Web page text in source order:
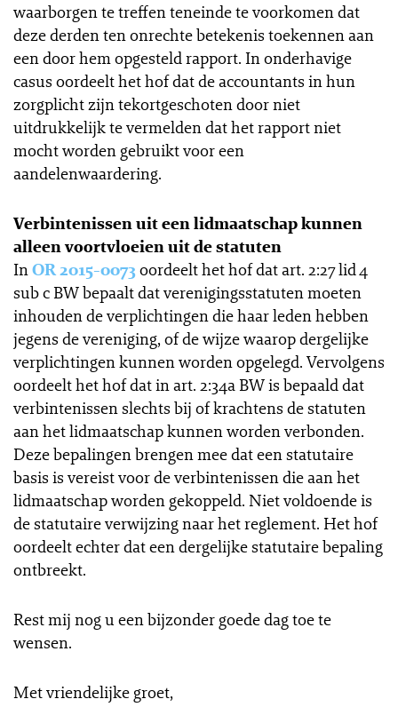
waarborgen te treffen teneinde te voorkomen dat
deze derden ten onrechte betekenis toekennen aan
een door hem opgesteld rapport. In onderhavige
casus oordeelt het hof dat de accountants in hun
zorgplicht zijn tekortgeschoten door niet
uitdrukkelijk te vermelden dat het rapport niet
mocht worden gebruikt voor een
aandelenwaardering.
Verbintenissen uit een lidmaatschap kunnen
alleen voortvloeien uit de statuten
InOR 2015-0073oordeelt het hof dat art. 2:27 lid 4
sub c BW bepaalt dat verenigingsstatuten moeten
inhouden de verplichtingen die haar leden hebben
jegens de vereniging, of de wijze waarop dergelijke
verplichtingen kunnen worden opgelegd. Vervolgens
oordeelt het hof dat in art. 2:34a BW is bepaald dat
verbintenissen slechts bij of krachtens de statuten
aan het lidmaatschap kunnen worden verbonden.
Deze bepalingen brengen mee dat een statutaire
basis is vereist voor de verbintenissen die aan het
lidmaatschap worden gekoppeld. Niet voldoende is
de statutaire verwijzing naar het reglement. Het hof
oordeelt echter dat een dergelijke statutaire bepaling
ontbreekt.
Rest mij nog u een bijzonder goede dag toe te
wensen.
Met vriendelijke groet,